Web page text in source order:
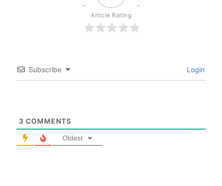
Article Rating
Subscribe Login
3 COMMENTS
Oldest